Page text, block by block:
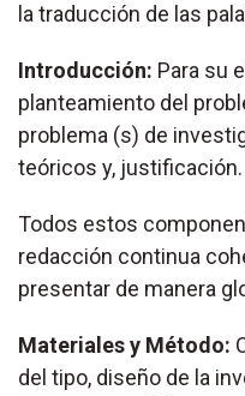
la traducción de las
Introducción: Para su
planteamiento del
problema (s) de
teóricos y, justificación.
Todos estos
redacción continua
presentar de manera
Materiales y Método:
del tipo, diseño de la